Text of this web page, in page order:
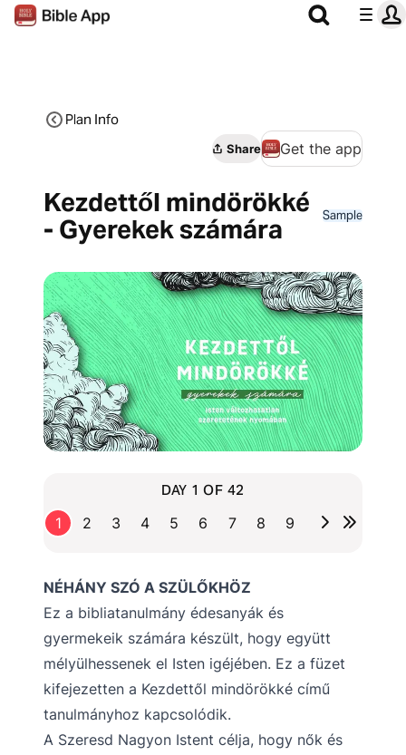
Plan Info
Share Get the app
Kezdettől mindörökké
- Gyerekek számára
Sample
DAY 1 OF 42
1 2 3 4 5 6 7 8 9
NÉHÁNY SZÓ A SZÜLŐKHÖZ
Ez a bibliatanulmány édesanyák és
gyermekeik számára készült, hogy együtt
mélyülhessenek el Isten igéjében. Ez a füzet
kifejezetten a Kezdettől mindörökké című
tanulmányhoz kapcsolódik.
A Szeresd Nagyon Istent célja, hogy nők és